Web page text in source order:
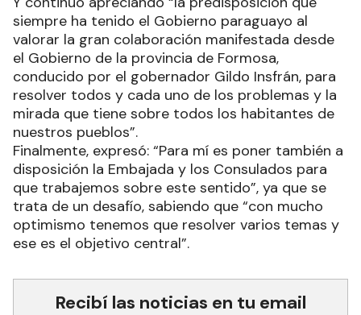
siempre ha tenido el Gobierno paraguayo al
valorar la gran colaboración manifestada desde
el Gobierno de la provincia de Formosa,
conducido por el gobernador Gildo Insfrán, para
resolver todos y cada uno de los problemas y la
mirada que tiene sobre todos los habitantes de
nuestros pueblos”.
Finalmente, expresó: “Para mí es poner también a
disposición la Embajada y los Consulados para
que trabajemos sobre este sentido”, ya que se
trata de un desafío, sabiendo que “con mucho
optimismo tenemos que resolver varios temas y
ese es el objetivo central”.
Recibí las noticias en tu email